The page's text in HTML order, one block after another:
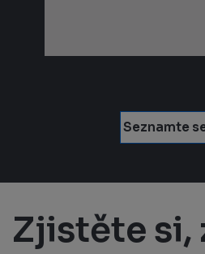
Seznamte
Zjistěte si,